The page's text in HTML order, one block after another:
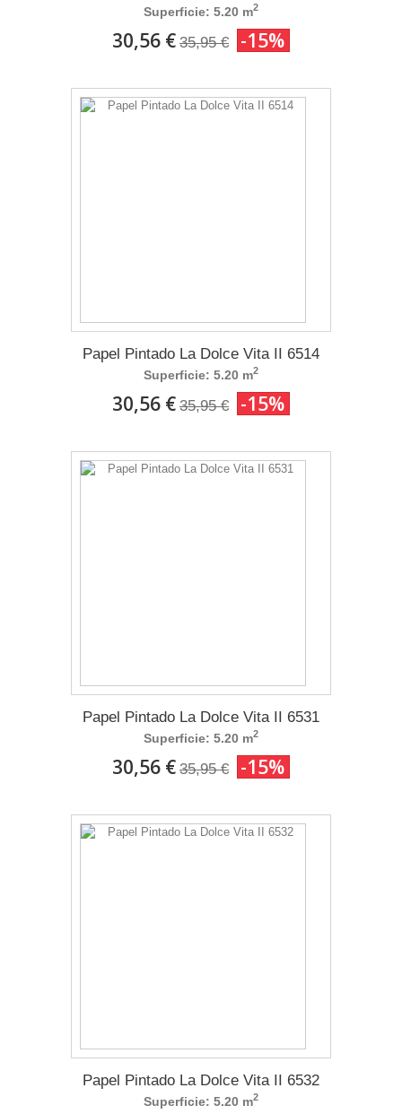
Superficie: 5.20 m2
30,56 € 35,95 € -15%
Papel Pintado La Dolce Vita II 6514
Superficie: 5.20 m2
30,56 € 35,95 € -15%
Papel Pintado La Dolce Vita II 6531
Superficie: 5.20 m2
30,56 € 35,95 € -15%
Papel Pintado La Dolce Vita II 6532
Superficie: 5.20 m2